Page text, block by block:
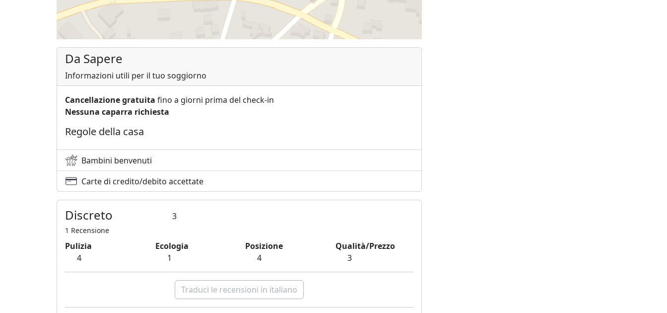
Da Sapere
Informazioni utili per il tuo soggiorno
Cancellazione gratuita fino a giorni prima del check-in
Nessuna caparra richiesta
Regole della casa
Bambini benvenuti
Carte di credito/debito accettate
Discreto 3
1 Recensione
Pulizia
4
Ecologia
1
Posizione
4
Qualità/Prezzo
3
Traduci le recensioni in italiano